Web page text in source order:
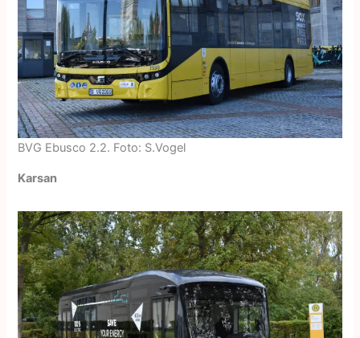
BVG Ebusco 2.2. Foto: S.Vogel
Karsan